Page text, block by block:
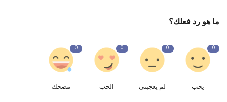
ما هو رد فعلك؟
0
يحب
0
لم يعجبنى
0
الحب
0
مضحك